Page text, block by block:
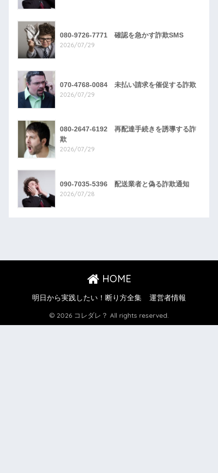
080-9726-7771 確認を急かす詐欺SMS
2026/07/29
070-4768-0084 未払い請求を催促する詐欺
2026/07/29
080-2647-6192 再配達手続きを誘導する詐
欺
2026/07/29
090-7035-5396 配送業者と偽る詐欺通知
2026/07/28
HOME
明日から実践したい！断り方全集 運営者情報
© 2026 コレダレ？ All rights reserved.